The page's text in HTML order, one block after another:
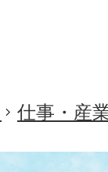
仕事・産